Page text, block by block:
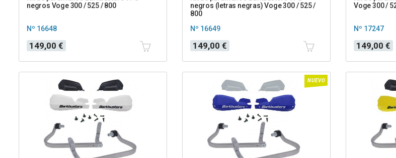
negros Voge 300 / 525 / 800
Nº 16648
Precio
149,00 €
negros (letras negras) Voge 300 / 525 /
800
Nº 16649
Precio
149,00 €
Voge 300 /
Nº 17247
Precio
149,00 €
NUEVO